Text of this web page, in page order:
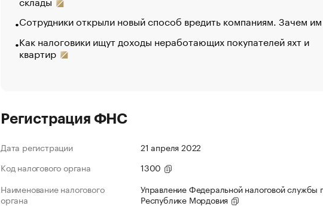
Сотрудники открыли новый способ вредить компаниям. Зачем
Как налоговики ищут доходы неработающих покупателей яхт и
квартир
Регистрация ФНС
Дата регистрации
21 апреля 2022
Код налогового органа
1300
Наименование налогового
органа
Управление Федеральной налоговой службы
Республике Мордовия